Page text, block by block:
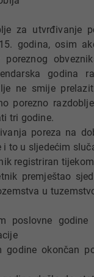
za utvrđivanje
godina, osim
godina
ne smije
porezno
tri godine.
poreza na
i to u sljedećim
registriran
premještao
u
poslovne godine
godine okončan